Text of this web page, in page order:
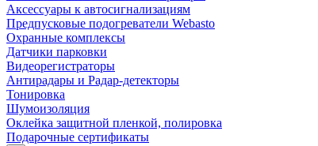
Аксессуары к автосигнализациям
Предпусковые подогреватели Webasto
Охранные комплексы
Датчики парковки
Видеорегистраторы
Антирадары и Радар-детекторы
Тонировка
Шумоизоляция
Оклейка защитной пленкой, полировка
Подарочные сертификаты